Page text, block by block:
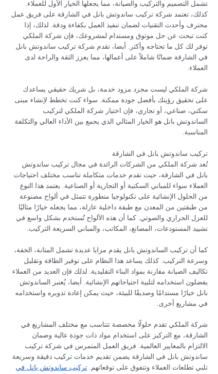
تشمل التصميم والتركيب والصيانة، مما يجعلها الخيار الأول للعملاء.
كذلك، تعتمد شركة تركيب ساندوتش بانل في الشارقة على فريق عمل
محترف وأحدث التقنيات لضمان تنفيذ العمل بكفاءة ودقة. لذلك، إذا
كنت تبحث عن حل موثوق ومستدام لمشروعك، فإن شركة الملكي
توفر لك كل ما تحتاجه وأكثر. أيضا، تقدم شركة تركيب ساندوتش بانل
في الشارقة ضمانًا شاملاً على أعمالها، مما يعزز الثقة والراحة لدى
العملاء.
شركة الملكي ليست مجرد مزود خدمة، بل شريك حقيقي يساعدك
على تحقيق رؤيتك بأفضل جودة ممكنة. سواء كنت تخطط لإنشاء مبنى
سكني، صناعي، أو تجاري، فإن اختيار شركة الملكي لتركيب
الساندوتش بانل هو الخيار المثالي الذي يجمع بين الأداء العالي والتكلفة
المناسبة.
تركيب ساندوتش بانل في الشارقة
تُعد شركة الملكي من الشركات الرائدة في مجال تركيب ساندوتش
بانل في الشارقة، حيث تقدم خدمات متكاملة تناسب مختلف احتياجات
العملاء سواء للمباني السكنية أو التجارية أو الصناعية. يعتمد هذا النوع
من الحلول الإنشائية على تكنولوجيا متطورة تتمثل في ألواح مصنوعة
من طبقتين من المعدن مع طبقة داخلية عازلة، مما يجعله خيارًا مثاليًا
للعزل الحراري والصوتي. كما أن هذه الألواح تُستخدم بشكل واسع في
تشييد المستودعات، المصانع، المكاتب، والمباني السريعة التركيب.
كما أن تركيب الساندوتش بانل يقدم مزايا عديدة تشمل المتانة، الخفة،
وسرعة التركيب. كذلك يساعد هذا النظام على توفير الطاقة وتقليل
تكاليف الصيانة مقارنة بمواد البناء التقليدية. لذلك فإن العديد من العملاء
يفضلون استخدامه لتلبية احتياجاتهم الإنشائية. أيضا، يُعتبر الساندوتش
بانل خيارًا مستدامًا وصديقًا للبيئة، حيث يمكن إعادة تدويره واستخدامه
في مشاريع أخرى.
شركة الملكي تقدم حلولًا مخصصة تتناسب مع مختلف المشاريع في
الشارقة، مع التركيز على استخدام مواد ذات جودة عالية وضمان
الالتزام بالمعايير العالمية. فريق العمل المتمرس في شركة تركيب
ساندوتش بانل في الشارقة يضمن تقديم خدمات تركيب دقيقة وسريعة
تلبي تطلعات العملاء وتتفوق على توقعاتهم.تركيب ساندوتش بانل في